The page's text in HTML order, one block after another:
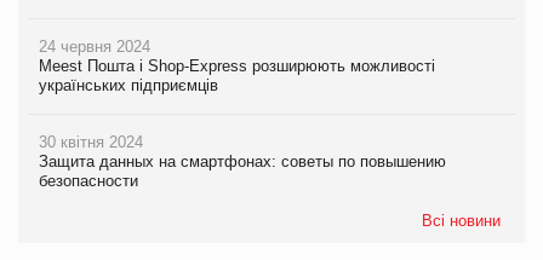
24 червня 2024
Meest Пошта і Shop-Express розширюють можливості
українських підприємців
30 квітня 2024
Защита данных на смартфонах: советы по повышению
безопасности
Всі новини